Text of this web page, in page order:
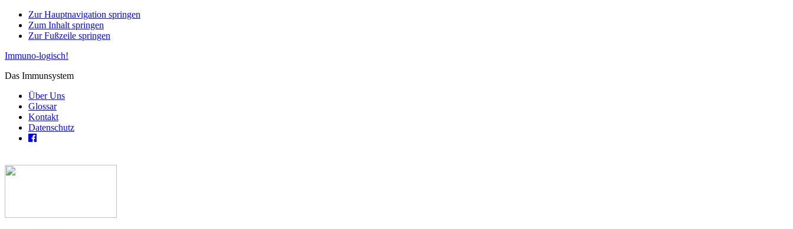
Zur Hauptnavigation springen
Zum Inhalt springen
Zur Fußzeile springen
Immuno-logisch!
Das Immunsystem
Über Uns
Glossar
Kontakt
Datenschutz